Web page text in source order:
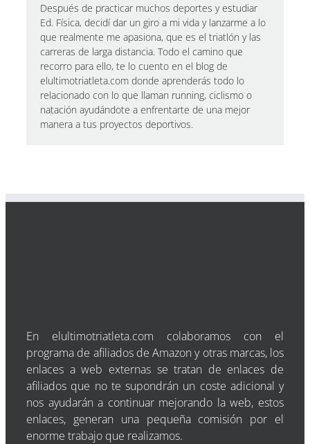
Después de practicar muchos deportes y estudiar
Ed. Física, decidí dar un giro a mi vida y lanzarme a lo
que realmente me apasiona, que es el triatlón y las
carreras de larga distancia. Todo el camino que
recorro para ello, te lo cuento en el blog de
elultimotriatleta.com donde aprenderás todo lo
relacionado con lo que llaman running, ciclismo o
natación ayudándote a enfrentarte de una mejor
manera a tus proyectos deportivos.
En elultimotriatleta.com colaboramos con el
programa de afiliados de Amazon y otras marcas, los
enlaces a web externas se tratan de enlaces de
afiliados que no te supondrán un coste adicional y
nos ayudarán a continuar mejorando la web, estos
enlaces, generan una pequeña comisión por el
enorme trabajo que realizamos.